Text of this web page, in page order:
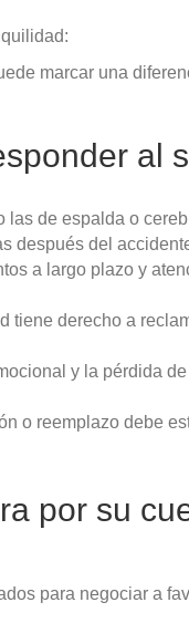
marcar una
al
las de espalda o
después del
a largo plazo y
tiene derecho a
y la pérdida
o reemplazo debe
por su
para negociar a